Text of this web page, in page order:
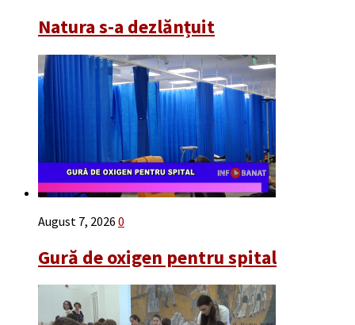
Natura s-a dezlănțuit
August 7, 2026 0
Gură de oxigen pentru spital